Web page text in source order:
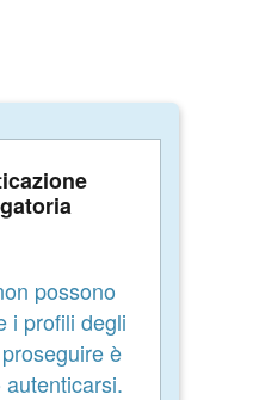
possono
i profili degli
è